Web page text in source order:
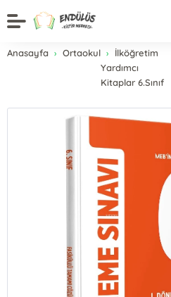
Anasayfa Ortaokul
İlköğretim
Yardımcı
Kitaplar 6.Sınıf